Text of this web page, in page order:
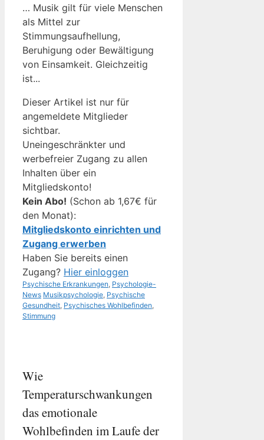
… Musik gilt für viele Menschen
als Mittel zur
Stimmungsaufhellung,
Beruhigung oder Bewältigung
von Einsamkeit. Gleichzeitig
ist...
Dieser Artikel ist nur für
angemeldete Mitglieder
sichtbar.
Uneingeschränkter und
werbefreier Zugang zu allen
Inhalten über ein
Mitgliedskonto!
Kein Abo! (Schon ab 1,67€ für
den Monat):
Mitgliedskonto einrichten und
Zugang erwerben
Haben Sie bereits einen
Zugang? Hier einloggen
Kategorien
Psychische Erkrankungen Psychologie-
News Schlagwörter
Musikpsychologie Psychische
Gesundheit Psychisches Wohlbefinden
Stimmung
Wie
Temperaturschwankungen
das emotionale
Wohlbefinden im Laufe der